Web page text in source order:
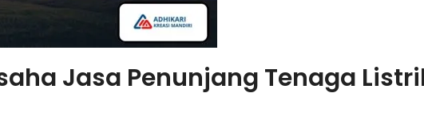
Jasa Penunjang Tenaga